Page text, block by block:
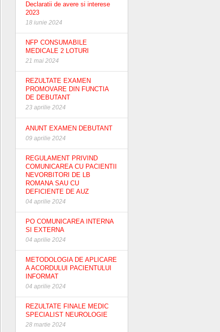
Declaratii de avere si interese
2023
18 iunie 2024
NFP CONSUMABILE
MEDICALE 2 LOTURI
21 mai 2024
REZULTATE EXAMEN
PROMOVARE DIN FUNCTIA
DE DEBUTANT
23 aprilie 2024
ANUNT EXAMEN DEBUTANT
09 aprilie 2024
REGULAMENT PRIVIND
COMUNICAREA CU PACIENTII
NEVORBITORI DE LB
ROMANA SAU CU
DEFICIENTE DE AUZ
04 aprilie 2024
PO COMUNICAREA INTERNA
SI EXTERNA
04 aprilie 2024
METODOLOGIA DE APLICARE
A ACORDULUI PACIENTULUI
INFORMAT
04 aprilie 2024
REZULTATE FINALE MEDIC
SPECIALIST NEUROLOGIE
28 martie 2024